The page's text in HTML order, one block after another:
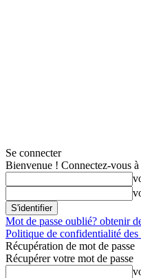
Se connecter
Bienvenue ! Connectez-vous
Mot de passe oublié? obtenir
Politique de confidentialité des
Récupération de mot de passe
Récupérer votre mot de passe